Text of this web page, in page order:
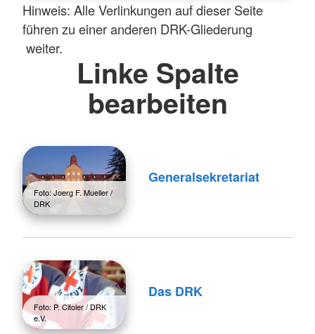
Hinweis: Alle Verlinkungen auf dieser Seite
führen zu einer anderen DRK-Gliederung
weiter.
Linke Spalte
bearbeiten
Foto: Joerg F. Mueller /
DRK
Generalsekretariat
Foto: P. Citoler / DRK
e.V.
Das DRK